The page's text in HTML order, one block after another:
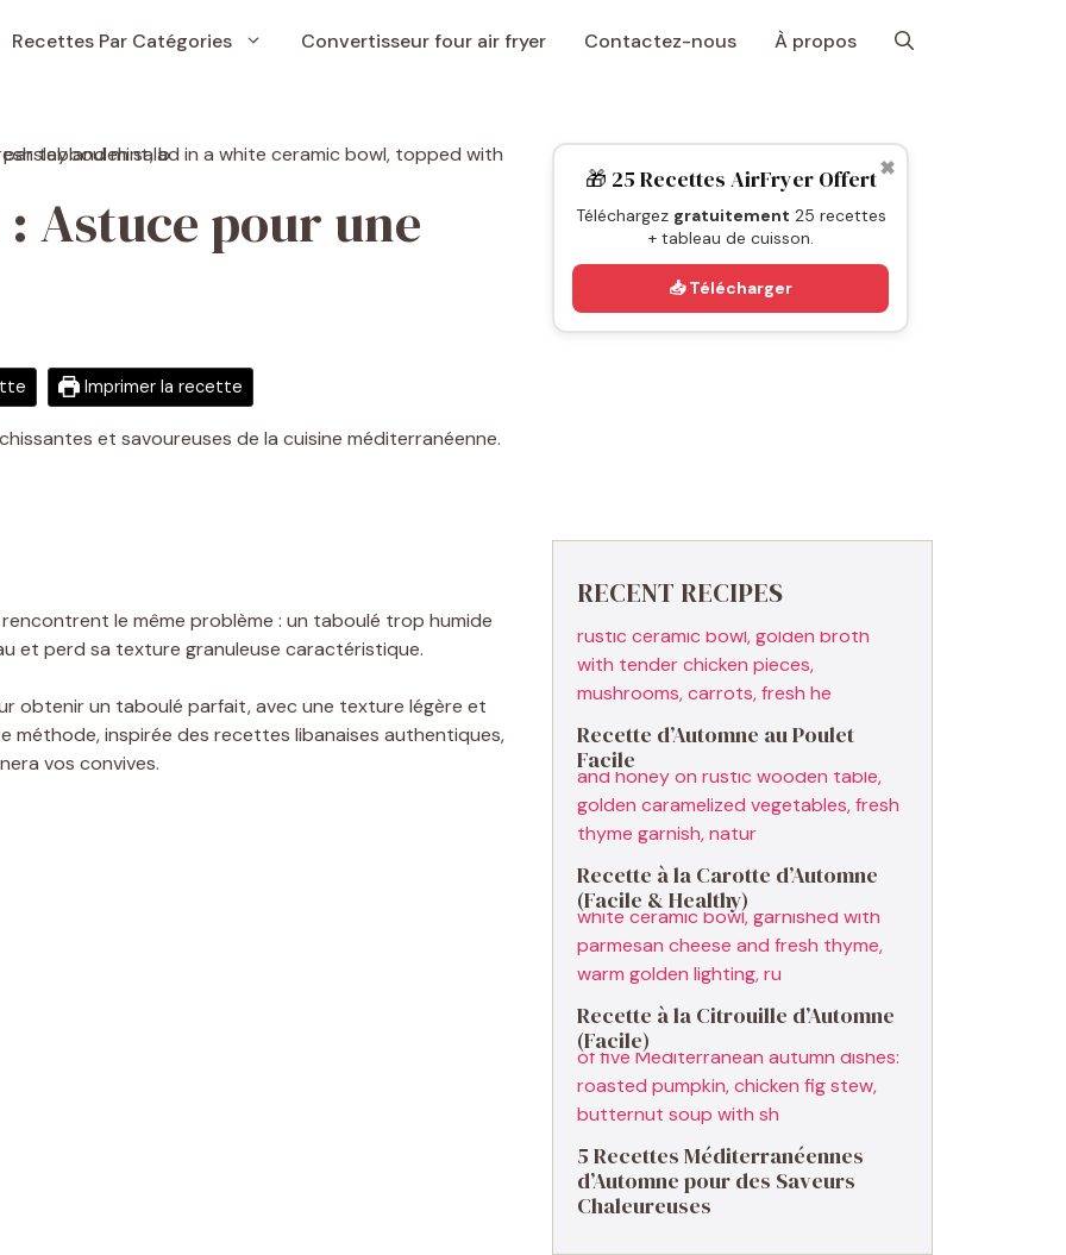
Recettes Par Catégories Convertisseur four air fryer Contactez-nous À propos
: Astuce pour une
Imprimer la recette
et savoureuses de la cuisine méditerranéenne.
le même problème : un taboulé trop humide
et perd sa texture granuleuse caractéristique.
obtenir un taboulé parfait, avec une texture légère et
méthode, inspirée des recettes libanaises authentiques,
vos convives.
✖
🎁 25 Recettes AirFryer Offert
Téléchargez gratuitement 25 recettes
+ tableau de cuisson.
📥 Télécharger
RECENT RECIPES
Recette d’Automne au Poulet
Facile
Recette à la Carotte d’Automne
(Facile & Healthy)
Recette à la Citrouille d’Automne
(Facile)
5 Recettes Méditerranéennes
d’Automne pour des Saveurs
Chaleureuses